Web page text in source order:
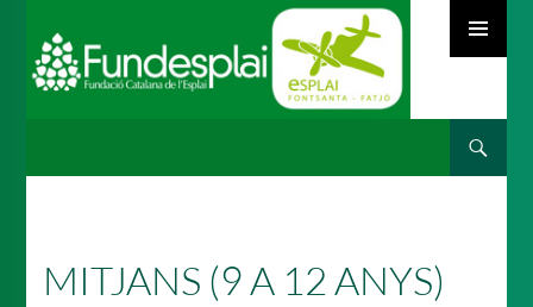
MITJANS (9 A 12 ANYS)
MÓN ESCOLAR